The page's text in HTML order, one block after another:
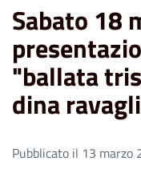
Sabato 18
"ballata
dina
Pubblicato il 13 marzo